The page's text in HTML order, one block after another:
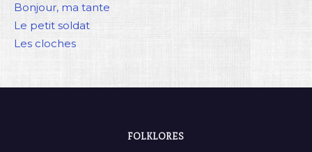
Bonjour, ma tante
Le petit soldat
Les cloches
FOLKLORES